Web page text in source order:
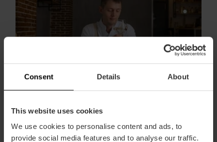
Consent Details About
This website uses cookies
We use cookies to personalise content and ads, to
provide social media features and to analyse our traffic.
IV Aniversario de Quina: 4 eventos de
la mejor cocina peruana
1 de febrero 2023